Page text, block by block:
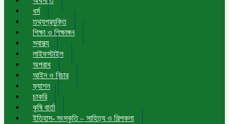
ধর্ম
তথ্যপ্রযুক্তি
শিক্ষা ও শিক্ষাঙ্গন
স্বাস্থ্য
লাইফস্টাইল
অপরাধ
আইন ও বিচার
ফ্যাশন
চাকরি
কৃষি বার্তা
ইতিহাস- সংস্কৃতি – সাহিত্য ও শিল্পকলা